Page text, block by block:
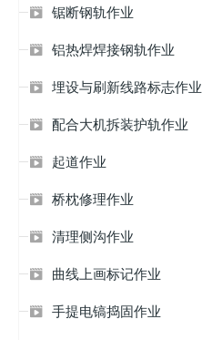
 锯断钢轨作业
 铝热焊焊接钢轨作业
 埋设与刷新线路标志作业
 配合大机拆装护轨作业
 起道作业
 桥枕修理作业
 清理侧沟作业
 曲线上画标记作业
 手提电镐捣固作业